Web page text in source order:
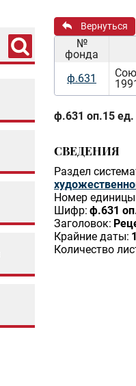
Вернуться
№
фонда
ф.631
ф.631 оп.15 ед.
СВЕДЕНИЯ
Раздел
Номер единицы
Шифр: ф.631
Заголовок:
Крайние даты:
Количество